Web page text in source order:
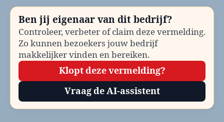
Werk
en
Inkomen
bellen?
Telefoonnummer
en
contactinformatie
Ben jij eigenaar van dit bedrijf?
Controleer, verbeter of claim deze vermelding.
Zo kunnen bezoekers jouw bedrijf
makkelijker vinden en bereiken.
Klopt deze vermelding?
Vraag de AI-assistent